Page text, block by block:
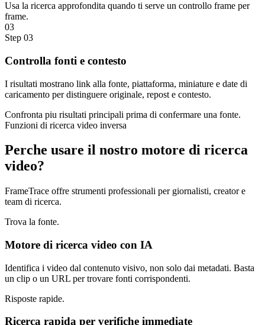
Usa la ricerca approfondita quando ti serve un controllo frame per
frame.
03
Step 03
Controlla fonti e contesto
I risultati mostrano link alla fonte, piattaforma, miniature e date di
caricamento per distinguere originale, repost e contesto.
Confronta piu risultati principali prima di confermare una fonte.
Funzioni di ricerca video inversa
Perche usare il nostro motore di ricerca
video?
FrameTrace offre strumenti professionali per giornalisti, creator e
team di ricerca.
Trova la fonte.
Motore di ricerca video con IA
Identifica i video dal contenuto visivo, non solo dai metadati. Basta
un clip o un URL per trovare fonti corrispondenti.
Risposte rapide.
Ricerca rapida per verifiche immediate